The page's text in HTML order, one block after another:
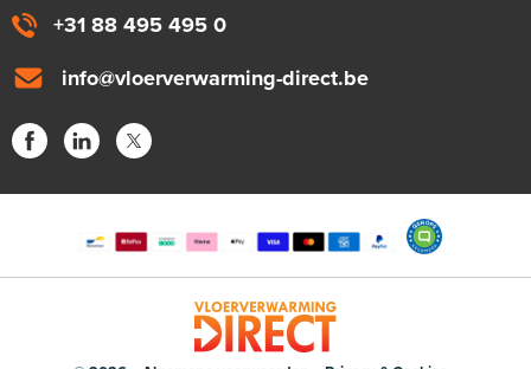
+31 88 495 495 0
info@vloerverwarming-direct.be